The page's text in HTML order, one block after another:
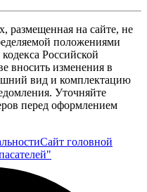
размещенная на сайте, не
положениями
Российской
вносить изменения в
вид и комплектацию
Уточняйте
перед оформлением
Сайт головной